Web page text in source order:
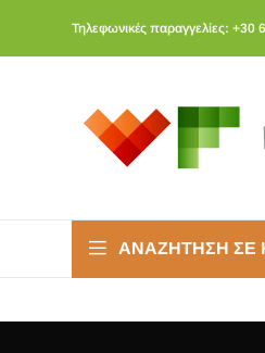
Τηλεφωνικές παραγγελίες: +30
ΑΝΑΖΉΤΗΣΗ ΣΕ